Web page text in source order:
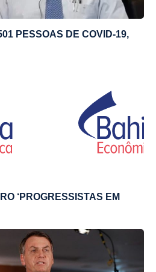
PESSOAS DE COVID-19,
‘PROGRESSISTAS EM